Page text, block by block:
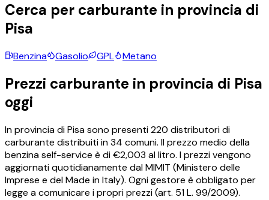
Cerca per carburante in provincia di
Pisa
Benzina Gasolio GPL Metano
Prezzi carburante in provincia di Pisa
oggi
In provincia diPisasono presenti220 distributori di
carburante distribuiti in34 comuni. Il prezzo medio della
benzina self-service è di €2,003 al litro. I prezzi vengono
aggiornati quotidianamente dal MIMIT (Ministero delle
Imprese e del Made in Italy). Ogni gestore è obbligato per
legge a comunicare i propri prezzi (art. 51 L. 99/2009).